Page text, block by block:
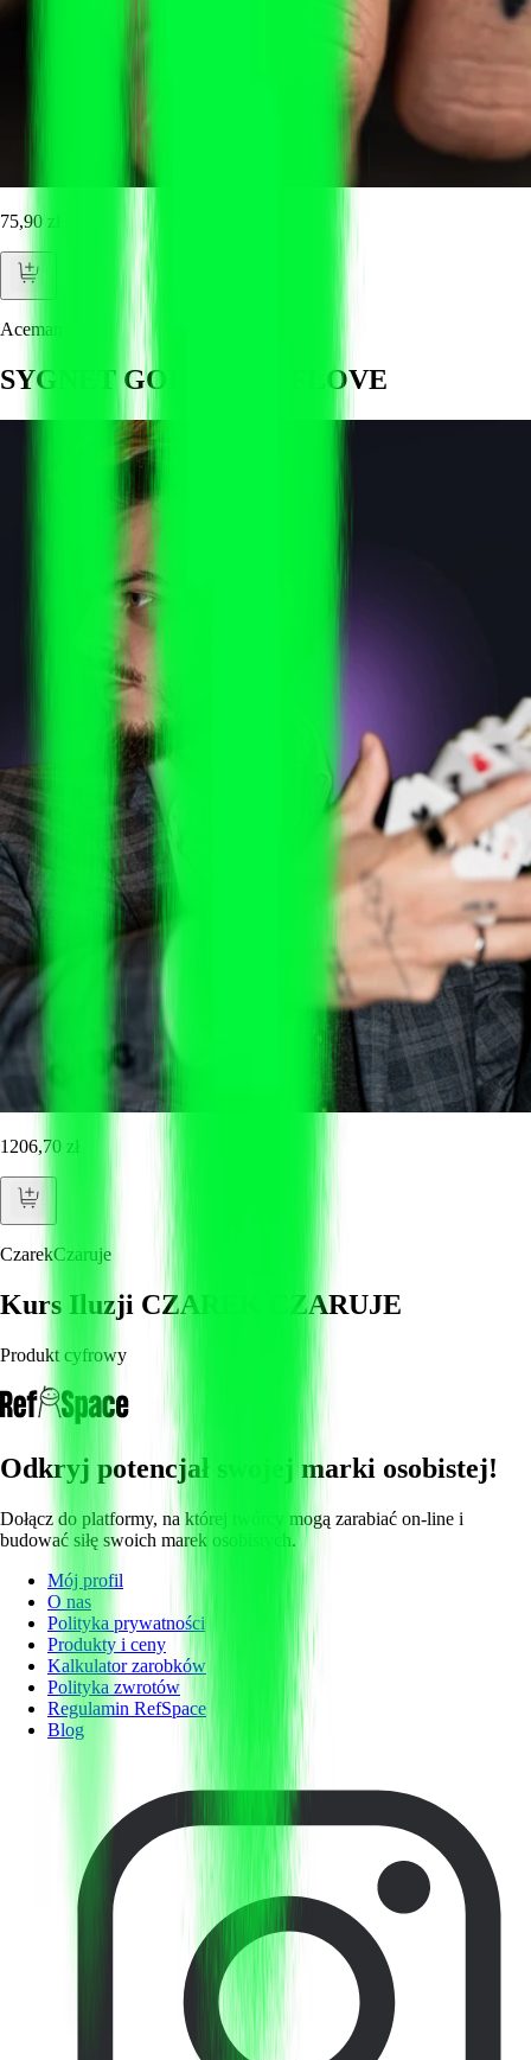
75,90 zł
Aceman
SYGNET GOLD – SELFLOVE
1206,70 zł
CzarekCzaruje
Kurs Iluzji CZAREK CZARUJE
Produkt cyfrowy
Odkryj potencjał swojej marki osobistej!
Dołącz do platformy, na której twórcy mogą zarabiać on-line i
budować siłę swoich marek osobistych.
Mój profil
O nas
Polityka prywatności
Produkty i ceny
Kalkulator zarobków
Polityka zwrotów
Regulamin RefSpace
Blog